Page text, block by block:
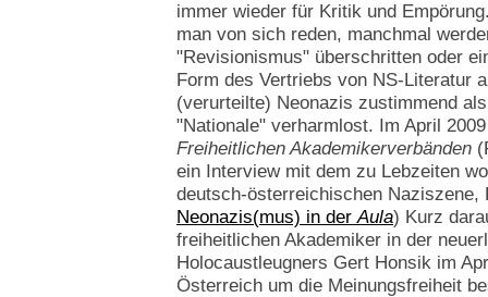
immer wieder für Kritik und
man von sich reden, manchmal
"Revisionismus" überschritten oder
Form des Vertriebs von NS-Literatur
(verurteilte) Neonazis zustimmend
"Nationale" verharmlost. Im April
Freiheitlichen Akademikerverbänden
ein Interview mit dem zu Lebzeiten
deutsch-österreichischen Naziszene,
Neonazis(mus) in derAula) Kurz
freiheitlichen Akademiker in der
Holocaustleugners Gert Honsik im
Österreich um die Meinungsfreiheit